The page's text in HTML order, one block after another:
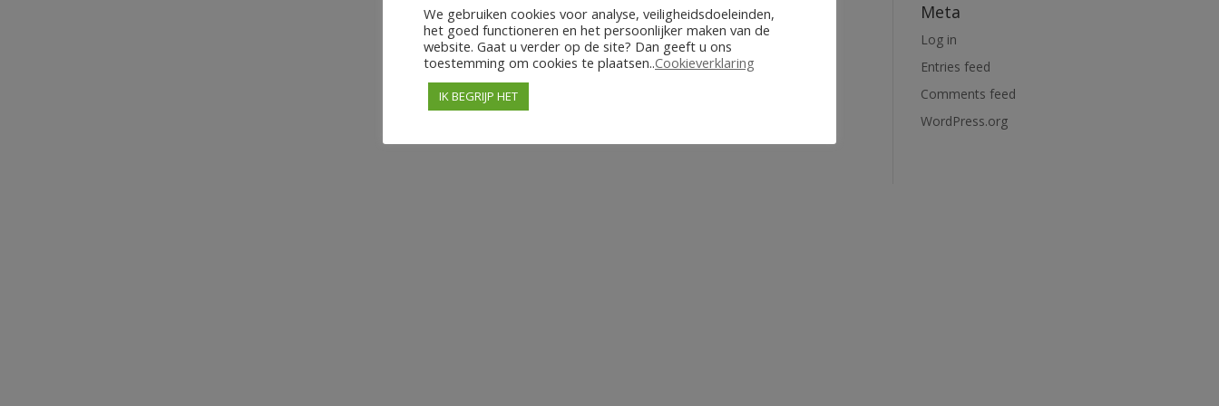
Meta
Log in
Entries feed
Comments feed
WordPress.org
We gebruiken cookies voor analyse, veiligheidsdoeleinden,
het goed functioneren en het persoonlijker maken van de
website. Gaat u verder op de site? Dan geeft u ons
toestemming om cookies te plaatsen..Cookieverklaring
IK BEGRIJP HET